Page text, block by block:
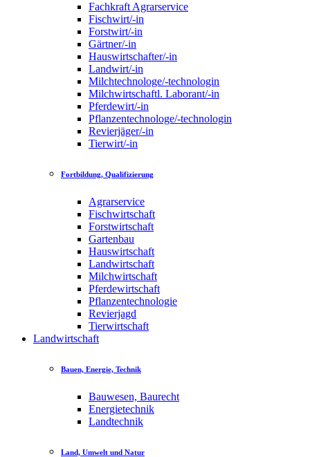
Fachkraft Agrarservice
Fischwirt/-in
Forstwirt/-in
Gärtner/-in
Hauswirtschafter/-in
Landwirt/-in
Milchtechnologe/-technologin
Milchwirtschaftl. Laborant/-in
Pferdewirt/-in
Pflanzentechnologe/-technologin
Revierjäger/-in
Tierwirt/-in
Fortbildung, Qualifizierung
Agrarservice
Fischwirtschaft
Forstwirtschaft
Gartenbau
Hauswirtschaft
Landwirtschaft
Milchwirtschaft
Pferdewirtschaft
Pflanzentechnologie
Revierjagd
Tierwirtschaft
Landwirtschaft
Bauen, Energie, Technik
Bauwesen, Baurecht
Energietechnik
Landtechnik
Land, Umwelt und Natur